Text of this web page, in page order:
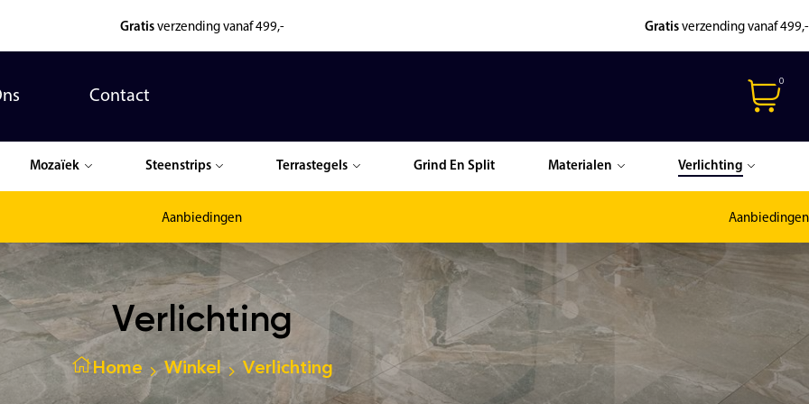
Gratis verzending vanaf 499,- Gratis verzending vanaf 499,-
Contact
0
Mozaïek Steenstrips Terrastegels Grind En Split Materialen Verlichting
Aanbiedingen Aanbiedingen
Verlichting
Home Winkel Verlichting